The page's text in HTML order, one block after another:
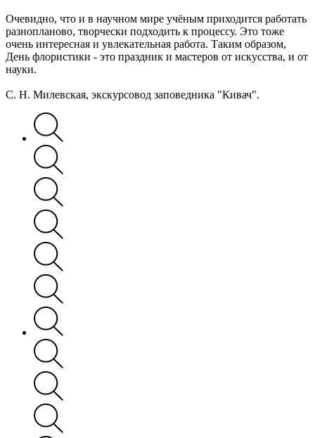
Очевидно, что и в научном мире учёным приходится работать
разнопланово, творчески подходить к процессу. Это тоже
очень интересная и увлекательная работа. Таким образом,
День флористики - это праздник и мастеров от искусства, и от
науки.
С. Н. Милевская, экскурсовод заповедника "Кивач".